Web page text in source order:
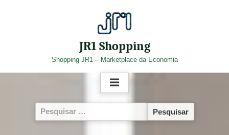
JR1 Shopping
Shopping JR1 – Marketplace da Economia
Pesquisar
por: